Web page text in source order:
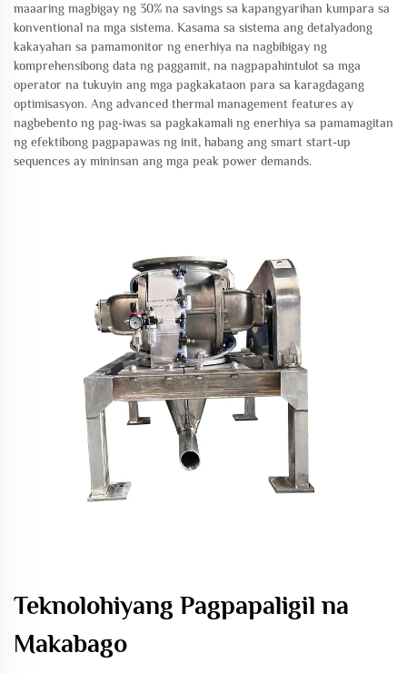
maaaring magbigay ng 30% na savings sa kapangyarihan kumpara sa
konventional na mga sistema. Kasama sa sistema ang detalyadong
kakayahan sa pamamonitor ng enerhiya na nagbibigay ng
komprehensibong data ng paggamit, na nagpapahintulot sa mga
operator na tukuyin ang mga pagkakataon para sa karagdagang
optimisasyon. Ang advanced thermal management features ay
nagbebento ng pag-iwas sa pagkakamali ng enerhiya sa pamamagitan
ng efektibong pagpapawas ng init, habang ang smart start-up
sequences ay mininsan ang mga peak power demands.
Teknolohiyang Pagpapaligil na
Makabago